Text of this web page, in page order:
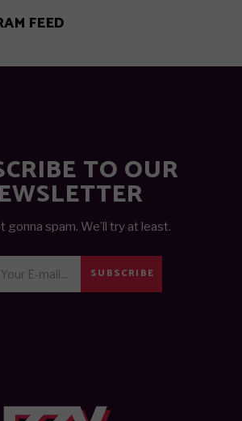
FEED
TO OUR
gonna spam. We’ll try at least.
SUBSCRIBE